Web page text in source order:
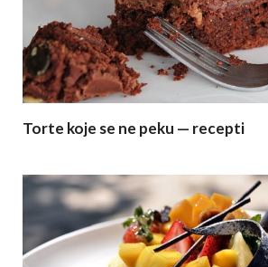
Torte koje se ne peku — recepti